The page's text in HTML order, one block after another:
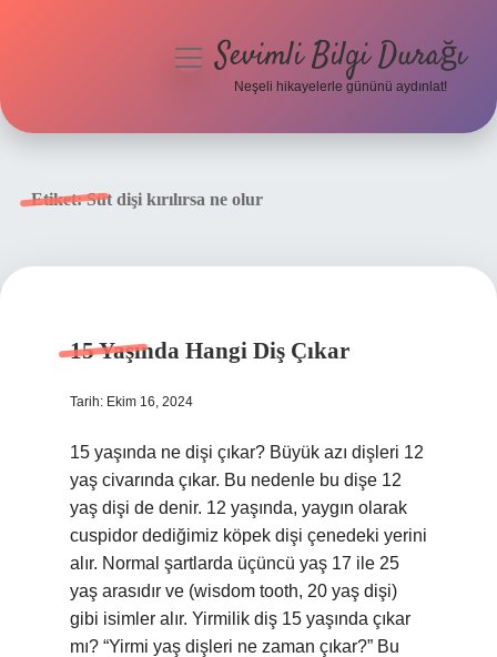
menüyüSevimli Bilgi Durağı
Neşeli hikayelerle gününü aydınlat!
Etiket:Süt dişi kırılırsa ne olur
15 Yaşında Hangi Diş Çıkar
Tarih: Ekim 16, 2024
15 yaşında ne dişi çıkar? Büyük azı dişleri 12
yaş civarında çıkar. Bu nedenle bu dişe 12
yaş dişi de denir. 12 yaşında, yaygın olarak
cuspidor dediğimiz köpek dişi çenedeki yerini
alır. Normal şartlarda üçüncü yaş 17 ile 25
yaş arasıdır ve (wisdom tooth, 20 yaş dişi)
gibi isimler alır. Yirmilik diş 15 yaşında çıkar
mı? “Yirmi yaş dişleri ne zaman çıkar?” Bu